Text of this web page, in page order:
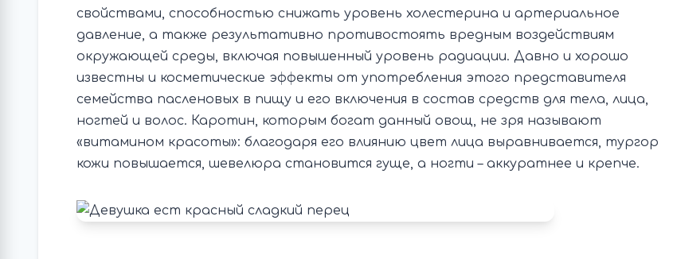
свойствами, способностью снижать уровень холестерина и артериальное
давление, а также результативно противостоять вредным воздействиям
окружающей среды, включая повышенный уровень радиации. Давно и хорошо
известны и косметические эффекты от употребления этого представителя
семейства пасленовых в пищу и его включения в состав средств для тела, лица,
ногтей и волос. Каротин, которым богат данный овощ, не зря называют
«витамином красоты»: благодаря его влиянию цвет лица выравнивается, тургор
кожи повышается, шевелюра становится гуще, а ногти – аккуратнее и крепче.